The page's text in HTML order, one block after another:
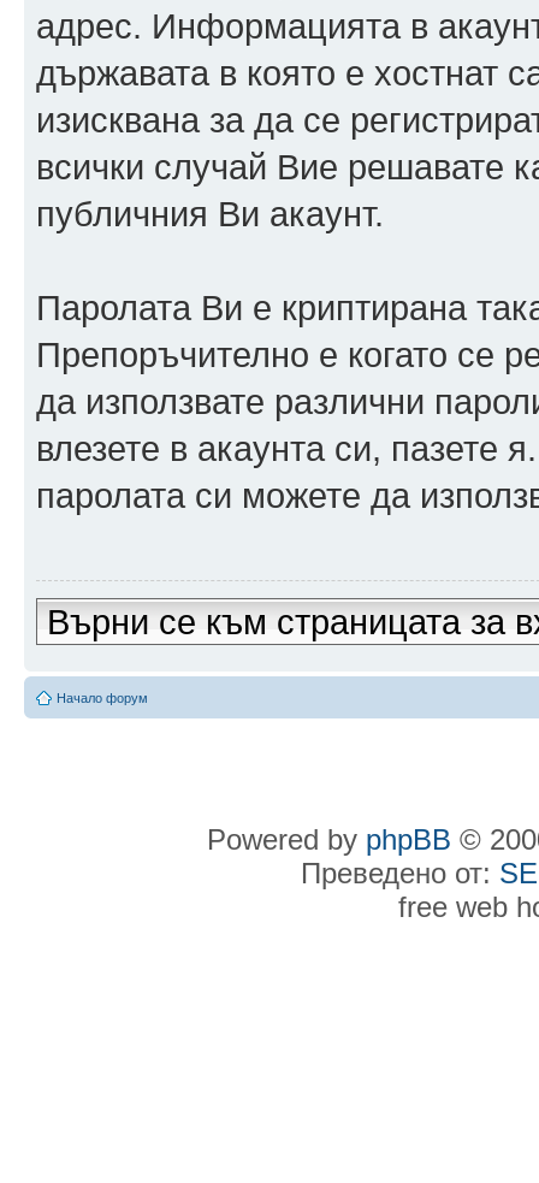
адрес. Информацията в
държавата в която е хостнат
изисквана за да се
всички случай Вие решавате
публичния Ви акаунт.
Паролата Ви е криптирана
Препоръчително е когато се
да използвате различни
влезете в акаунта си, пазете
паролата си можете да
Върни се към страницата за
Начало форум
Powered by phpBB ©
Преведено от:
free web